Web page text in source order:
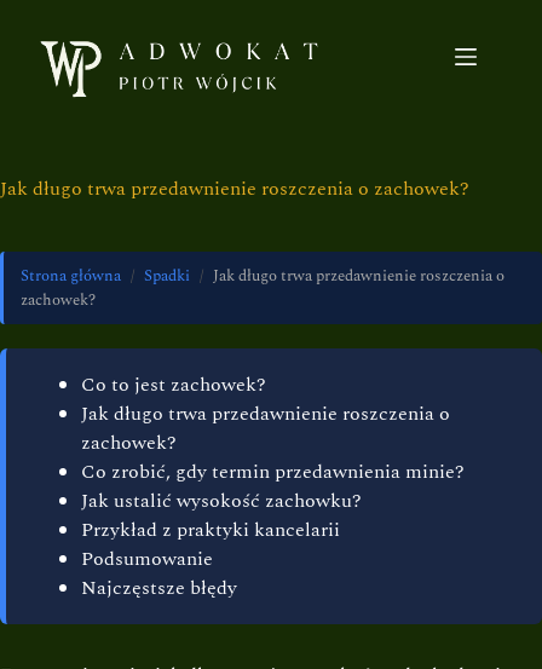
Jak długo trwa przedawnienie roszczenia o zachowek?
Strona główna / Spadki / Jak długo trwa przedawnienie roszczenia o
zachowek?
Co to jest zachowek?
Jak długo trwa przedawnienie roszczenia o
zachowek?
Co zrobić, gdy termin przedawnienia minie?
Jak ustalić wysokość zachowku?
Przykład z praktyki kancelarii
Podsumowanie
Najczęstsze błędy